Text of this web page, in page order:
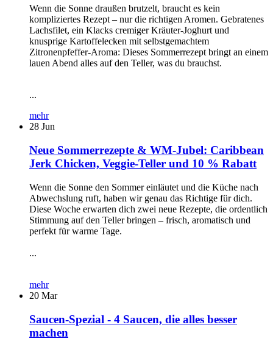
Wenn die Sonne draußen brutzelt, braucht es kein
kompliziertes Rezept – nur die richtigen Aromen. Gebratenes
Lachsfilet, ein Klacks cremiger Kräuter-Joghurt und
knusprige Kartoffelecken mit selbstgemachtem
Zitronenpfeffer-Aroma: Dieses Sommerrezept bringt an einem
lauen Abend alles auf den Teller, was du brauchst.
...
mehr
28 Jun
Neue Sommerrezepte & WM-Jubel: Caribbean
Jerk Chicken, Veggie-Teller und 10 % Rabatt
Wenn die Sonne den Sommer einläutet und die Küche nach
Abwechslung ruft, haben wir genau das Richtige für dich.
Diese Woche erwarten dich zwei neue Rezepte, die ordentlich
Stimmung auf den Teller bringen – frisch, aromatisch und
perfekt für warme Tage.
...
mehr
20 Mar
Saucen-Spezial - 4 Saucen, die alles besser
machen